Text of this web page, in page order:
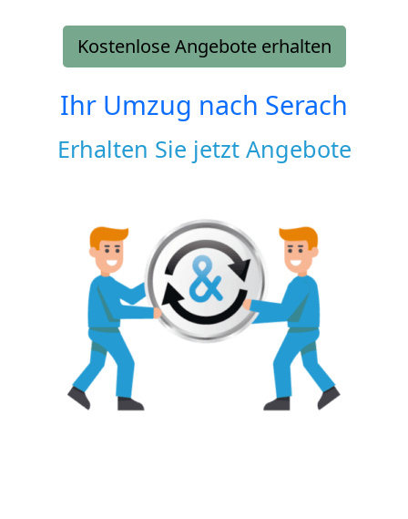
Kostenlose Angebote erhalten
Ihr Umzug nach Serach
Erhalten Sie jetzt Angebote